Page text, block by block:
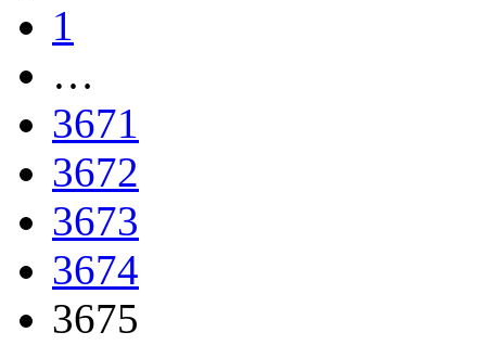
1
…
3671
3672
3673
3674
3675